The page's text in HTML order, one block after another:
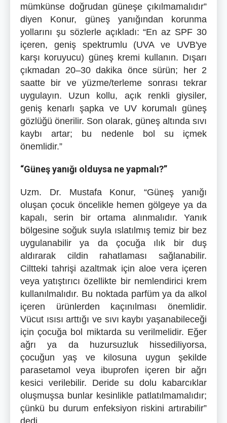
mümkünse doğrudan güneşe çıkılmamalıdır”
diyen Konur, güneş yanığından korunma
yollarını şu sözlerle açıkladı: “En az SPF 30
içeren, geniş spektrumlu (UVA ve UVB'ye
karşı koruyucu) güneş kremi kullanın. Dışarı
çıkmadan 20–30 dakika önce sürün; her 2
saatte bir ve yüzme/terleme sonrası tekrar
uygulayın. Uzun kollu, açık renkli giysiler,
geniş kenarlı şapka ve UV korumalı güneş
gözlüğü önerilir. Son olarak, güneş altında sıvı
kaybı artar; bu nedenle bol su içmek
önemlidir.”
“Güneş yanığı olduysa ne yapmalı?”
Uzm. Dr. Mustafa Konur, “Güneş yanığı
oluşan çocuk öncelikle hemen gölgeye ya da
kapalı, serin bir ortama alınmalıdır. Yanık
bölgesine soğuk suyla ıslatılmış temiz bir bez
uygulanabilir ya da çocuğa ılık bir duş
aldırarak cildin rahatlaması sağlanabilir.
Ciltteki tahrişi azaltmak için aloe vera içeren
veya yatıştırıcı özellikte bir nemlendirici krem
kullanılmalıdır. Bu noktada parfüm ya da alkol
içeren ürünlerden kaçınılması önemlidir.
Vücut ısısı arttığı ve sıvı kaybı yaşanabileceği
için çocuğa bol miktarda su verilmelidir. Eğer
ağrı ya da huzursuzluk hissediliyorsa,
çocuğun yaş ve kilosuna uygun şekilde
parasetamol veya ibuprofen içeren bir ağrı
kesici verilebilir. Deride su dolu kabarcıklar
oluşmuşsa bunlar kesinlikle patlatılmamalıdır;
çünkü bu durum enfeksiyon riskini artırabilir”